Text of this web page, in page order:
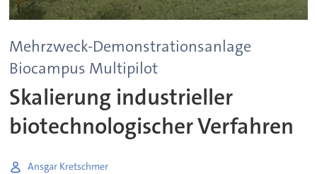
Mehrzweck-Demonstrationsanlage
Biocampus Multipilot
Skalierung industrieller
biotechnologischer Verfahren
Ansgar Kretschmer